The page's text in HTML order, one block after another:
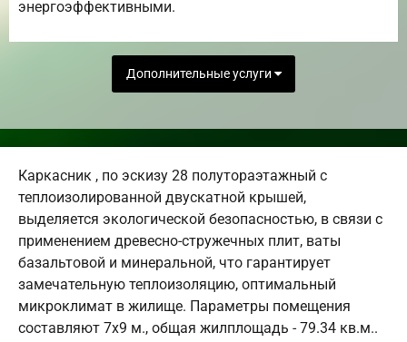
энергоэффективными.
Дополнительные услуги
Каркасник , по эскизу 28 полутораэтажный с
теплоизолированной двускатной крышей,
выделяется экологической безопасностью, в связи с
применением древесно-стружечных плит, ваты
базальтовой и минеральной, что гарантирует
замечательную теплоизоляцию, оптимальный
микроклимат в жилище. Параметры помещения
составляют 7х9 м., общая жилплощадь - 79.34 кв.м..